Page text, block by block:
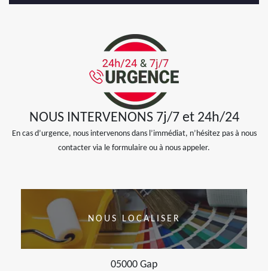
NOUS INTERVENONS 7j/7 et 24h/24
En cas d’urgence, nous intervenons dans l’immédiat, n’hésitez pas à nous
contacter via le formulaire ou à nous appeler.
NOUS LOCALISER
05000 Gap